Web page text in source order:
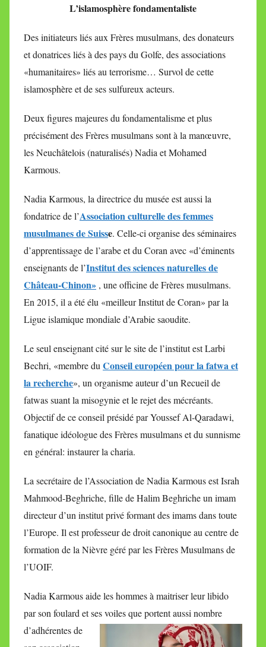
L’islamosphère fondamentaliste
Des initiateurs liés aux Frères musulmans, des donateurs
et donatrices liés à des pays du Golfe, des associations
«humanitaires» liés au terrorisme… Survol de cette
islamosphère et de ses sulfureux acteurs.
Deux figures majeures du fondamentalisme et plus
précisément des Frères musulmans sont à la manœuvre,
les Neuchâtelois (naturalisés) Nadia et Mohamed
Karmous.
Nadia Karmous, la directrice du musée est aussi la
fondatrice de l’Association culturelle des femmes
musulmanes de Suisse. Celle-ci organise des séminaires
d’apprentissage de l’arabe et du Coran avec «d’éminents
enseignants de l’Institut des sciences naturelles de
Château-Chinon» , une officine de Frères musulmans.
En 2015, il a été élu «meilleur Institut de Coran» par la
Ligue islamique mondiale d’Arabie saoudite.
Le seul enseignant cité sur le site de l’institut est Larbi
Bechri, «membre du Conseil européen pour la fatwa et
la recherche», un organisme auteur d’un Recueil de
fatwas suant la misogynie et le rejet des mécréants.
Objectif de ce conseil présidé par Youssef Al-Qaradawi,
fanatique idéologue des Frères musulmans et du sunnisme
en général: instaurer la charia.
La secrétaire de l’Association de Nadia Karmous est Israh
Mahmood-Beghriche, fille de Halim Beghriche un imam
directeur d’un institut privé formant des imams dans toute
l’Europe. Il est professeur de droit canonique au centre de
formation de la Nièvre géré par les Frères Musulmans de
l’UOIF.
Nadia Karmous aide les hommes à maitriser leur libido
par son foulard et ses voiles que portentaussi nombre
d’adhérentes de